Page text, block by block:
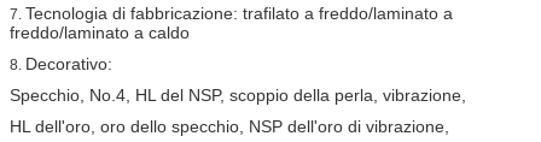
7. Tecnologia di fabbricazione: trafilato a freddo/laminato a
freddo/laminato a caldo
8. Decorativo:
Specchio, No.4, HL del NSP, scoppio della perla, vibrazione,
HL dell'oro, oro dello specchio, NSP dell'oro di vibrazione,